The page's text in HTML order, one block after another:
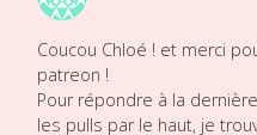
Coucou Chloé ! et merci
patreon !
Pour répondre à la
les pulls par le haut, je